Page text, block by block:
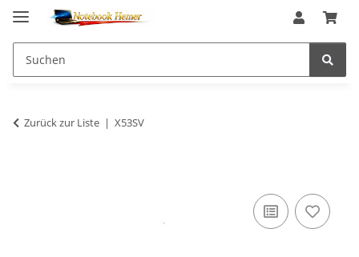
Zurück zur Liste X53SV